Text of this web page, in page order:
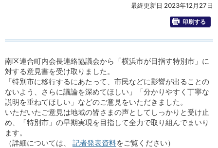
最終更新日 2023年12月27日
印刷する
南区連合町内会長連絡協議会から「横浜市が目指す特別市」に
対する意見書を受け取りました。
「特別市に移行するにあたって、市民などに影響が出ることの
ないよう、さらに議論を深めてほしい」「分かりやすく丁寧な
説明を重ねてほしい」などのご意見をいただきました。
いただいたご意見は地域の皆さまの声としてしっかりと受け止
め、「特別市」の早期実現を目指して全力で取り組んでまいり
ます。
（詳細については、 記者発表資料をご覧ください）